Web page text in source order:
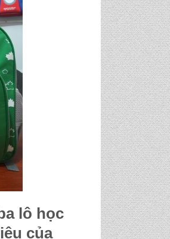
lô học
của